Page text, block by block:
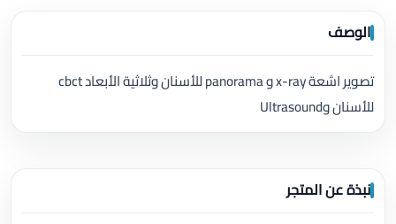
الوصف
تصوير اشعة x-ray و panorama للأسنان وثلاثية الأبعاد cbct
للأسنان وUltrasound
نبذة عن المتجر